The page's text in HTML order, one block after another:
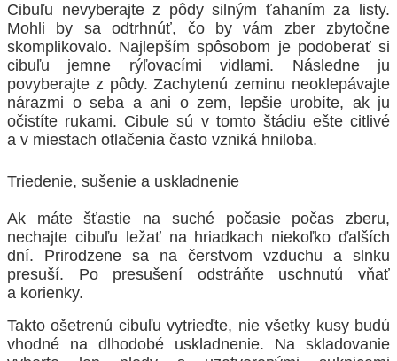
Cibuľu nevyberajte z pôdy silným ťahaním za listy.
Mohli by sa odtrhnúť, čo by vám zber zbytočne
skomplikovalo. Najlepším spôsobom je podoberať si
cibuľu jemne rýľovacími vidlami. Následne ju
povyberajte z pôdy. Zachytenú zeminu neoklepávajte
nárazmi o seba a ani o zem, lepšie urobíte, ak ju
očistíte rukami. Cibule sú v tomto štádiu ešte citlivé
a v miestach otlačenia často vzniká hniloba.
Triedenie, sušenie a uskladnenie
Ak máte šťastie na suché počasie počas zberu,
nechajte cibuľu ležať na hriadkach niekoľko ďalších
dní. Prirodzene sa na čerstvom vzduchu a slnku
presuší. Po presušení odstráňte uschnutú vňať
a korienky.
Takto ošetrenú cibuľu vytrieďte, nie všetky kusy budú
vhodné na dlhodobé uskladnenie. Na skladovanie